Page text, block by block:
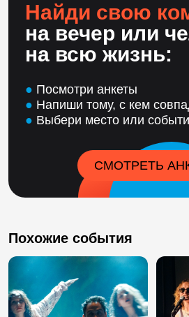
Найди свою
на вечер или
на всю жизнь:
● Посмотри анкеты
● Напиши тому, с кем
● Выбери место или
СМОТРЕТЬ
Похожие события